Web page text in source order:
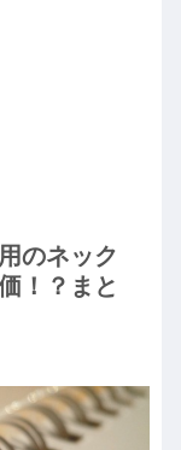
のネック
！？まと